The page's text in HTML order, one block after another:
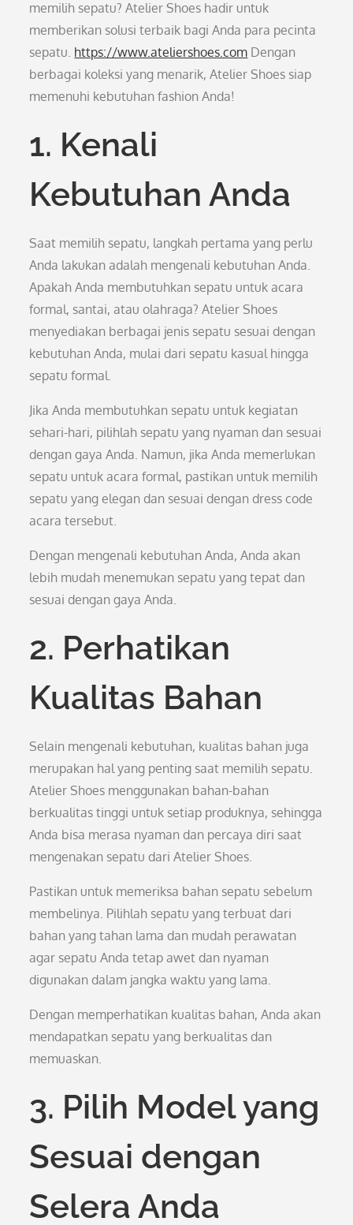
memilih sepatu? Atelier Shoes hadir untuk
memberikan solusi terbaik bagi Anda para pecinta
sepatu. https://www.ateliershoes.com Dengan
berbagai koleksi yang menarik, Atelier Shoes siap
memenuhi kebutuhan fashion Anda!
1. Kenali
Kebutuhan Anda
Saat memilih sepatu, langkah pertama yang perlu
Anda lakukan adalah mengenali kebutuhan Anda.
Apakah Anda membutuhkan sepatu untuk acara
formal, santai, atau olahraga? Atelier Shoes
menyediakan berbagai jenis sepatu sesuai dengan
kebutuhan Anda, mulai dari sepatu kasual hingga
sepatu formal.
Jika Anda membutuhkan sepatu untuk kegiatan
sehari-hari, pilihlah sepatu yang nyaman dan sesuai
dengan gaya Anda. Namun, jika Anda memerlukan
sepatu untuk acara formal, pastikan untuk memilih
sepatu yang elegan dan sesuai dengan dress code
acara tersebut.
Dengan mengenali kebutuhan Anda, Anda akan
lebih mudah menemukan sepatu yang tepat dan
sesuai dengan gaya Anda.
2. Perhatikan
Kualitas Bahan
Selain mengenali kebutuhan, kualitas bahan juga
merupakan hal yang penting saat memilih sepatu.
Atelier Shoes menggunakan bahan-bahan
berkualitas tinggi untuk setiap produknya, sehingga
Anda bisa merasa nyaman dan percaya diri saat
mengenakan sepatu dari Atelier Shoes.
Pastikan untuk memeriksa bahan sepatu sebelum
membelinya. Pilihlah sepatu yang terbuat dari
bahan yang tahan lama dan mudah perawatan
agar sepatu Anda tetap awet dan nyaman
digunakan dalam jangka waktu yang lama.
Dengan memperhatikan kualitas bahan, Anda akan
mendapatkan sepatu yang berkualitas dan
memuaskan.
3. Pilih Model yang
Sesuai dengan
Selera Anda